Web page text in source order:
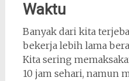
Waktu
Banyak dari kita
bekerja lebih lama
Kita sering
10 jam sehari, namun